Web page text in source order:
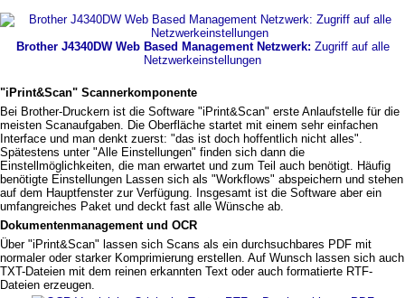
Brother J4340DW Web Based Management Netzwerk: Zugriff auf alle
Netzwerkeinstellungen
"iPrint&Scan" Scannerkomponente
Bei Brother-Druckern ist die Software "iPrint&Scan" erste Anlaufstelle für die
meisten Scanaufgaben. Die Oberfläche startet mit einem sehr einfachen
Interface und man denkt zuerst: "das ist doch hoffentlich nicht alles".
Spätestens unter "Alle Einstellungen" finden sich dann die
Einstellmöglichkeiten, die man erwartet und zum Teil auch benötigt. Häufig
benötigte Einstellungen Lassen sich als "Workflows" abspeichern und stehen
auf dem Hauptfenster zur Verfügung. Insgesamt ist die Software aber ein
umfangreiches Paket und deckt fast alle Wünsche ab.
Dokumentenmanagement und OCR
Über "iPrint&Scan" lassen sich Scans als ein durchsuchbares PDF mit
normaler oder starker Komprimierung erstellen. Auf Wunsch lassen sich auch
TXT-Dateien mit dem reinen erkannten Text oder auch formatierte RTF-
Dateien erzeugen.